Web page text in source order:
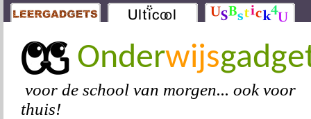
Onderwijs
voor de school van morgen... ook voor
thuis!